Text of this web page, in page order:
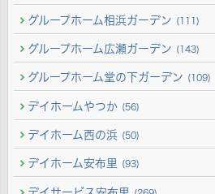
グループホーム相浜ガーデン (111)
グループホーム広瀬ガーデン (143)
グループホーム堂の下ガーデン (109)
デイホームやつか (56)
デイホーム西の浜 (50)
デイホーム安布里 (93)